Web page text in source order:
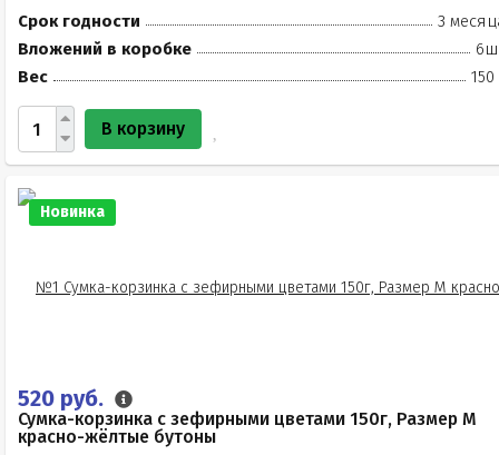
Срок годности
3
Вложений в коробке
Вес
150
В корзину
Новинка
520 руб.
Сумка-корзинка с зефирными цветами 150г, Размер М
красно-жёлтые бутоны